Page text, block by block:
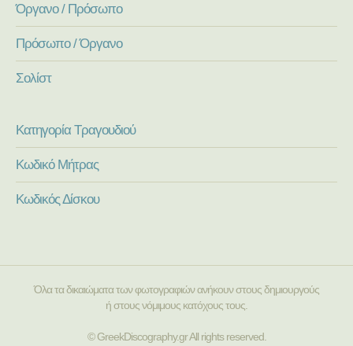
Όργανο / Πρόσωπο
Πρόσωπο / Όργανο
Σολίστ
Κατηγορία Τραγουδιού
Κωδικό Μήτρας
Κωδικός Δίσκου
Όλα τα δικαιώματα των φωτογραφιών ανήκουν στους δημιουργούς
ή στους νόμιμους κατόχους τους.
© GreekDiscography.gr All rights reserved.